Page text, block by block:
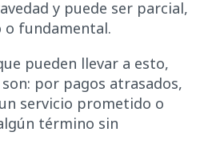
y puede ser parcial,
fundamental.
pueden llevar a esto,
por pagos atrasados,
servicio prometido o
término sin